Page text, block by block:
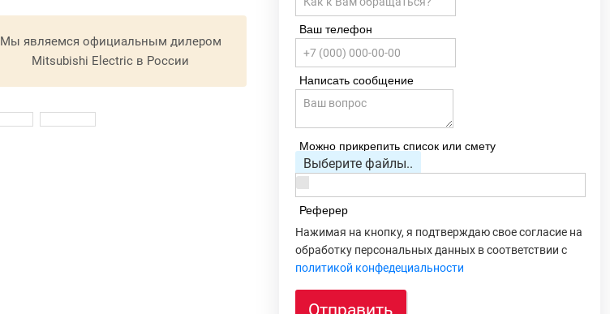
Ваш телефон
Написать сообщение
Можно прикрепить список или смету
Выберите файлы..
Реферер
Нажимая на кнопку, я подтверждаю свое согласие на
обработку персональных данных в соответствии с
политикой конфедециальности
Отправить
Мы являемся официальным дилером
Mitsubishi Electric в России